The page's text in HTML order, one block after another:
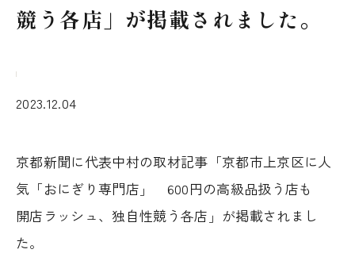
競う各店」が掲載されました。
2023.12.04
京都新聞に代表中村の取材記事「京都市上京区に人
気「おにぎり専門店」 600円の高級品扱う店も
開店ラッシュ、独自性競う各店」が掲載されまし
た。